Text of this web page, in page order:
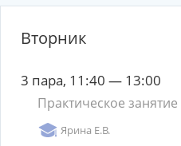
Вторник
3 пара, 11:40 — 13:00
Практическое занятие
Ярина Е.В.